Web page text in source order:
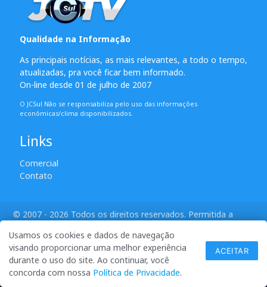
Qualidade na Informação
As principais notícias, as mais relevantes, a todo o tempo,
atualizadas, pra você ficar bem informado.
On-line desde 01 de julho de 2007
O JCSul Não se responsabiliza pelo uso das informações
econômicas/clima disponibilizados.
Links
Comercial
Contato
© 2007 - 2026 Todos os direitos reservados. Permitida a
desenvolvido por ANSIM
Usamos os cookies e dados de navegação
visando proporcionar uma melhor experiência
durante o uso do site. Ao continuar, você
concorda com nossa Política de Privacidade.
ACEITAR